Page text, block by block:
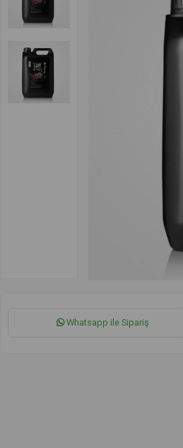
Whatsapp ile Sipariş